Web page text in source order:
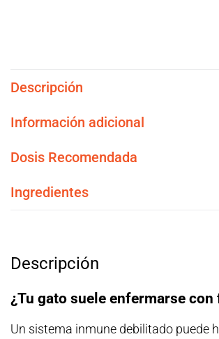
Descripción
Información adicional
Dosis Recomendada
Ingredientes
Descripción
¿Tu gato suele enfermarse
Un sistema inmune debilitado puede